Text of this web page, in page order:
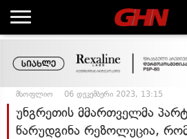
მსოფლიო 06 დეკემბერი 2023, 13:15
უნგრეთის მმართველმა
წარუდგინა რეზოლუცია,